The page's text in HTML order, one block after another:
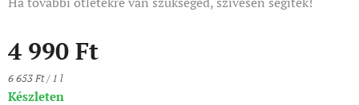
4 990 Ft
6 653 Ft / 1 l
Készleten